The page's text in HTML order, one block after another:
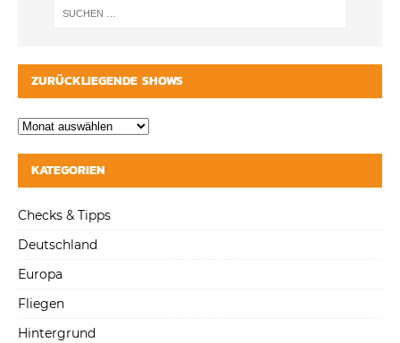
ZURÜCKLIEGENDE SHOWS
KATEGORIEN
Checks & Tipps
Deutschland
Europa
Fliegen
Hintergrund